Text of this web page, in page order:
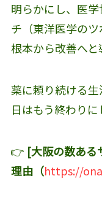
明らかにし、医
チ（東洋医学の
根本から改善へと
薬に頼り続ける
日はもう終わりに
👉 [大阪の数ある
理由（https://